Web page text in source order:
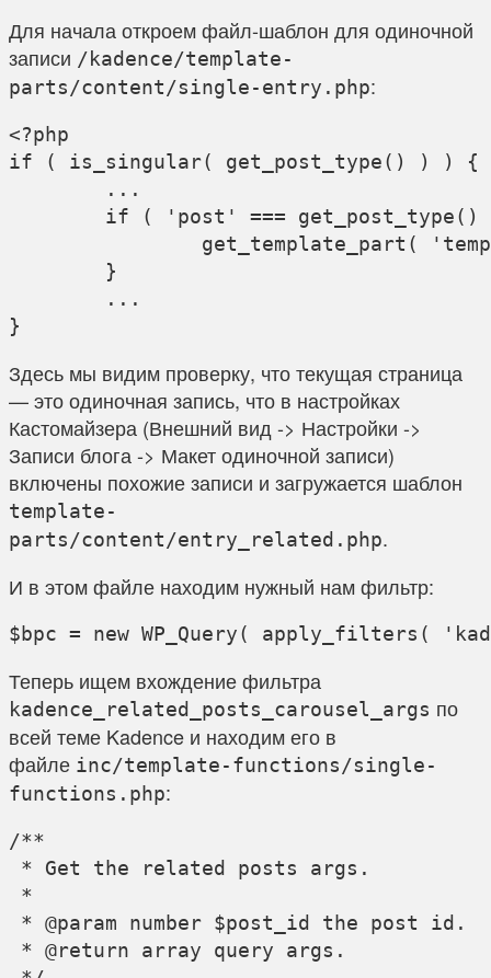
Для начала откроем файл-шаблон для одиночной
записи /kadence/template-
parts/content/single-entry.php:
<?php
if ( is_singular( get_post_type() ) ) {
Здесь мы видим проверку, что текущая страница
— это одиночная запись, что в настройках
Кастомайзера (Внешний вид -> Настройки ->
Записи блога -> Макет одиночной записи)
включены похожие записи и загружается шаблон
template-
parts/content/entry_related.php.
И в этом файле находим нужный нам фильтр:
Теперь ищем вхождение фильтра
kadence_related_posts_carousel_args по
всей теме Kadence и находим его в
файле inc/template-functions/single-
functions.php:
/**
* Get the related posts args.
*
* @param number $post_id the post id.
* @return array query args.